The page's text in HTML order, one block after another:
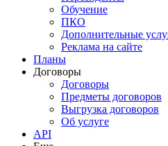
Обучение
ПКО
Дополнительные
Реклама на сайте
Планы
Договоры
Договоры
Предметы договоров
Выгрузка договоров
Об услуге
API